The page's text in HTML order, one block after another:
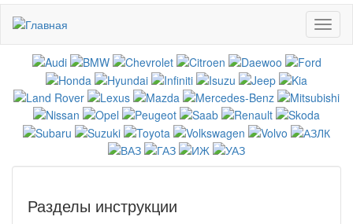
основному
содержанию
Разделы инструкции